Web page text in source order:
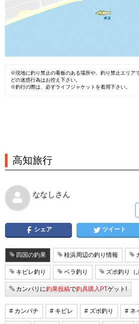
※現地に釣り禁止の看板のある場所や、釣り禁止エリア
どの迷惑行為はお控え下さい。
※釣行の際は、必ずライフジャケットを着用下さい。
高知旅行
ななしさん
シェア ツイート
四国の釣果 桂浜周辺の釣り情報
キビレ釣り ベラ釣り ズボ釣り（
カンパリに釣果投稿で釣具購入PTゲット!
# カンパチ # キビレ # ズボ釣り # ネ